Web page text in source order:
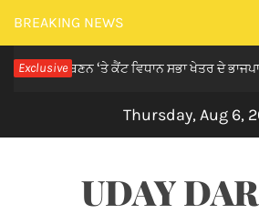
Skip
to
content
BREAKING NEWS
Exclusive
ਬਣਨ ‘ਤੇ ਕੈਂਟ ਵਿਧਾਨ ਸਭਾ ਖੇਤਰ ਦੇ ਭਾਜਪਾ
Thursday, Aug 6,
UDAY